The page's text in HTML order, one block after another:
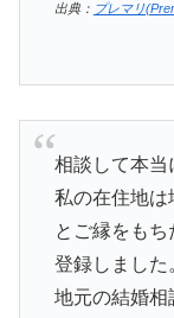
出典： プレマリ
相談して本当
私の在住地
とご縁をも
登録しました
地元の結婚